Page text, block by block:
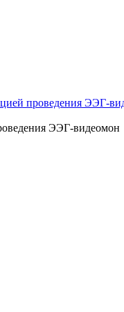
проведения ЭЭГ-
ЭЭГ-видеомон